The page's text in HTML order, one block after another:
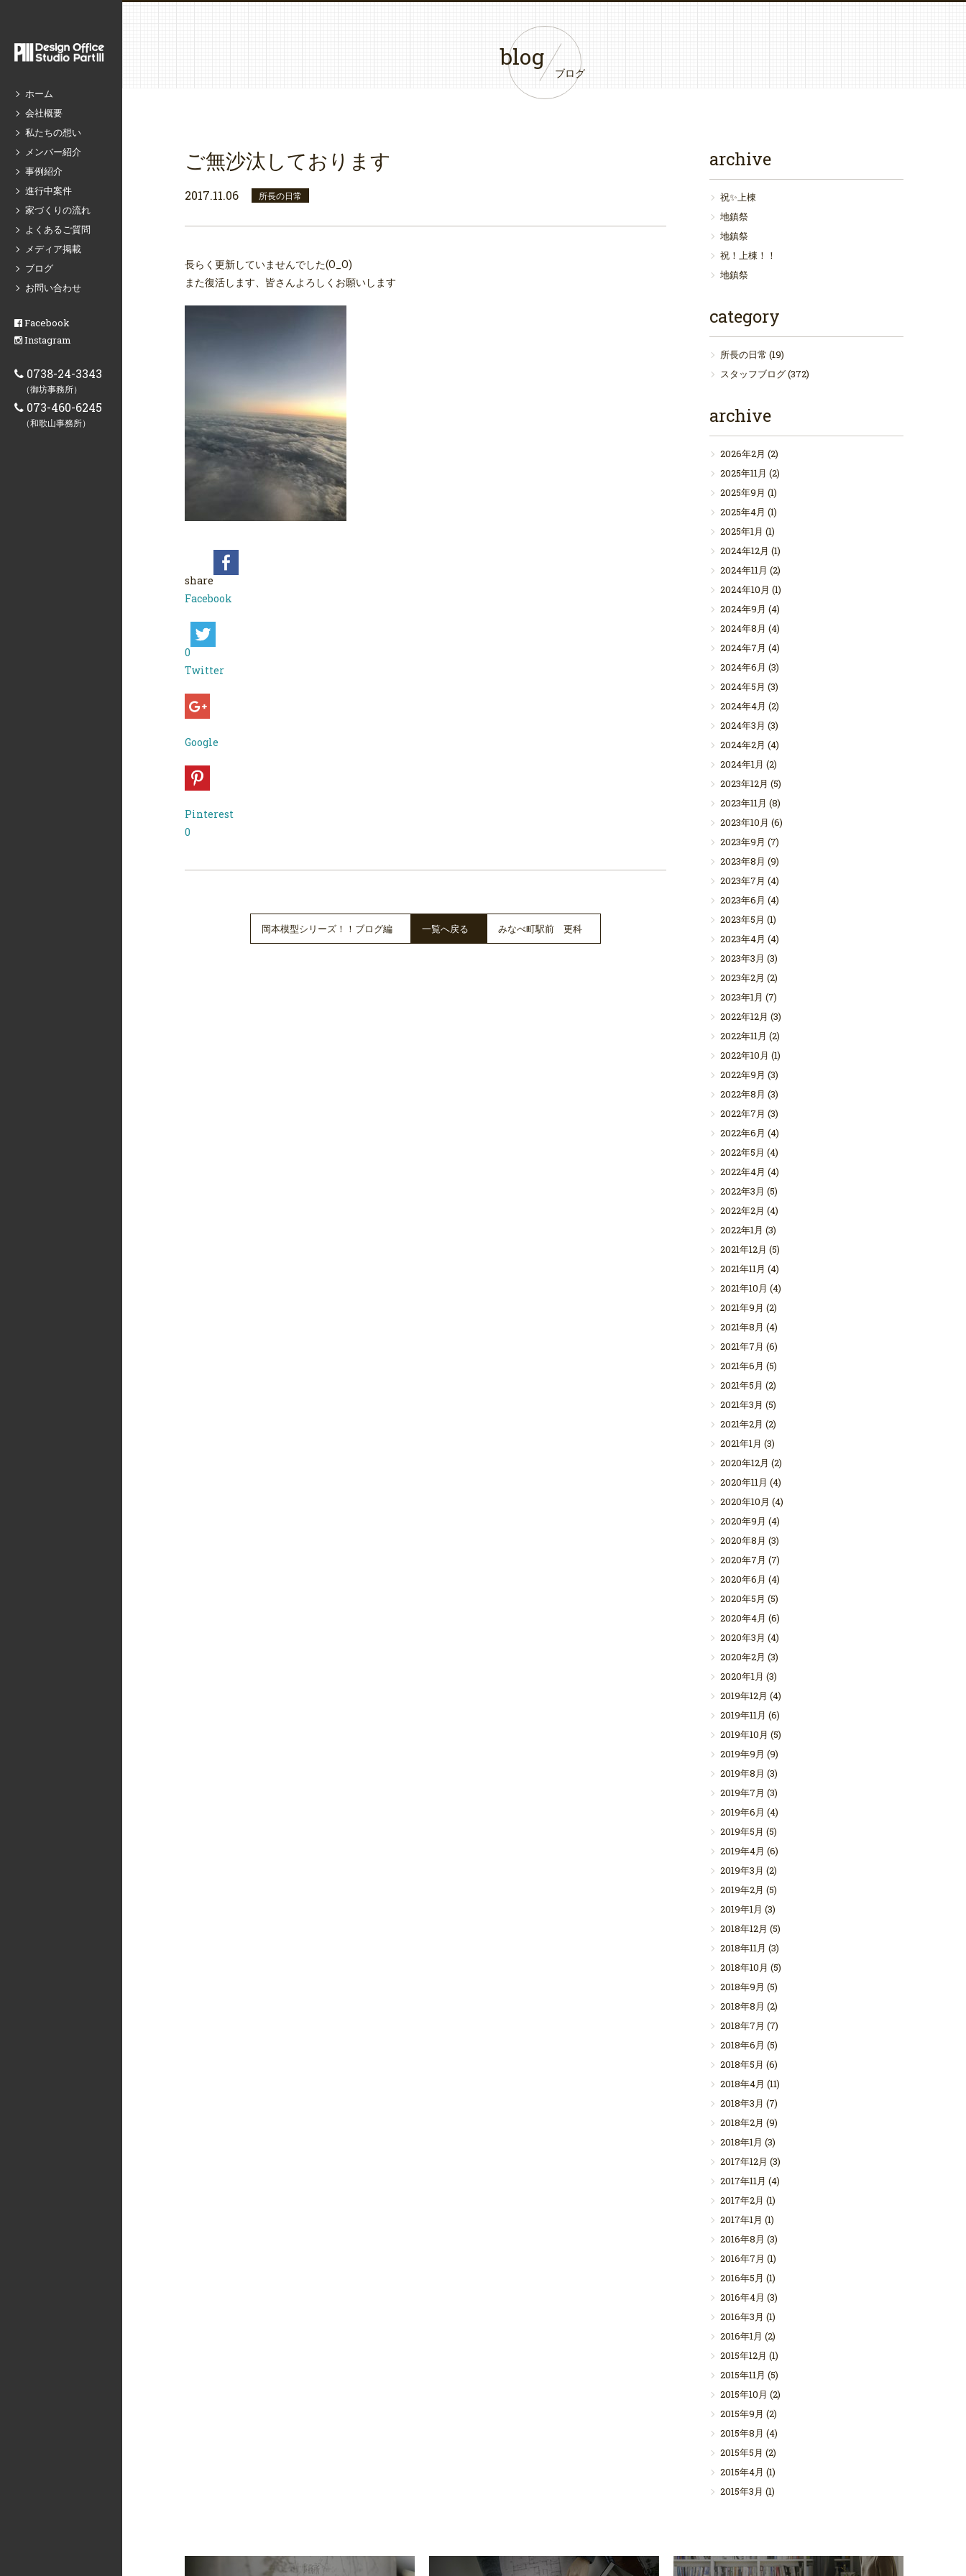
ホーム
会社概要
私たちの想い
メンバー紹介
事例紹介
進行中案件
家づくりの流れ
よくあるご質問
メディア掲載
ブログ
お問い合わせ
Facebook
Instagram
0738-24-3343
（御坊事務所）
073-460-6245
（和歌山事務所）
ブログ
blog
ご無沙汰しております
2017.11.06 所長の日常
長らく更新していませんでした(O_O)
また復活します、皆さんよろしくお願いします
share
Facebook
0
Twitter
Google
Pinterest
0
岡本模型シリーズ！！ブログ編 一覧へ戻る みなべ町駅前 更科
archive
祝✨上棟
地鎮祭
地鎮祭
祝！上棟！！
地鎮祭
category
所長の日常 (19)
スタッフブログ(372)
archive
2026年2月 (2)
2025年11月 (2)
2025年9月 (1)
2025年4月 (1)
2025年1月 (1)
2024年12月 (1)
2024年11月 (2)
2024年10月 (1)
2024年9月 (4)
2024年8月 (4)
2024年7月 (4)
2024年6月 (3)
2024年5月 (3)
2024年4月 (2)
2024年3月 (3)
2024年2月 (4)
2024年1月 (2)
2023年12月 (5)
2023年11月 (8)
2023年10月 (6)
2023年9月 (7)
2023年8月 (9)
2023年7月 (4)
2023年6月 (4)
2023年5月 (1)
2023年4月 (4)
2023年3月 (3)
2023年2月 (2)
2023年1月 (7)
2022年12月 (3)
2022年11月 (2)
2022年10月 (1)
2022年9月 (3)
2022年8月 (3)
2022年7月 (3)
2022年6月 (4)
2022年5月 (4)
2022年4月 (4)
2022年3月 (5)
2022年2月 (4)
2022年1月 (3)
2021年12月 (5)
2021年11月 (4)
2021年10月 (4)
2021年9月 (2)
2021年8月 (4)
2021年7月 (6)
2021年6月 (5)
2021年5月 (2)
2021年3月 (5)
2021年2月 (2)
2021年1月 (3)
2020年12月 (2)
2020年11月 (4)
2020年10月 (4)
2020年9月 (4)
2020年8月 (3)
2020年7月 (7)
2020年6月 (4)
2020年5月 (5)
2020年4月 (6)
2020年3月 (4)
2020年2月 (3)
2020年1月 (3)
2019年12月 (4)
2019年11月 (6)
2019年10月 (5)
2019年9月 (9)
2019年8月 (3)
2019年7月 (3)
2019年6月 (4)
2019年5月 (5)
2019年4月 (6)
2019年3月 (2)
2019年2月 (5)
2019年1月 (3)
2018年12月 (5)
2018年11月 (3)
2018年10月 (5)
2018年9月 (5)
2018年8月 (2)
2018年7月 (7)
2018年6月 (5)
2018年5月 (6)
2018年4月 (11)
2018年3月 (7)
2018年2月 (9)
2018年1月 (3)
2017年12月 (3)
2017年11月 (4)
2017年2月 (1)
2017年1月 (1)
2016年8月 (3)
2016年7月 (1)
2016年5月 (1)
2016年4月 (3)
2016年3月 (1)
2016年1月 (2)
2015年12月 (1)
2015年11月 (5)
2015年10月 (2)
2015年9月 (2)
2015年8月 (4)
2015年5月 (2)
2015年4月 (1)
2015年3月 (1)